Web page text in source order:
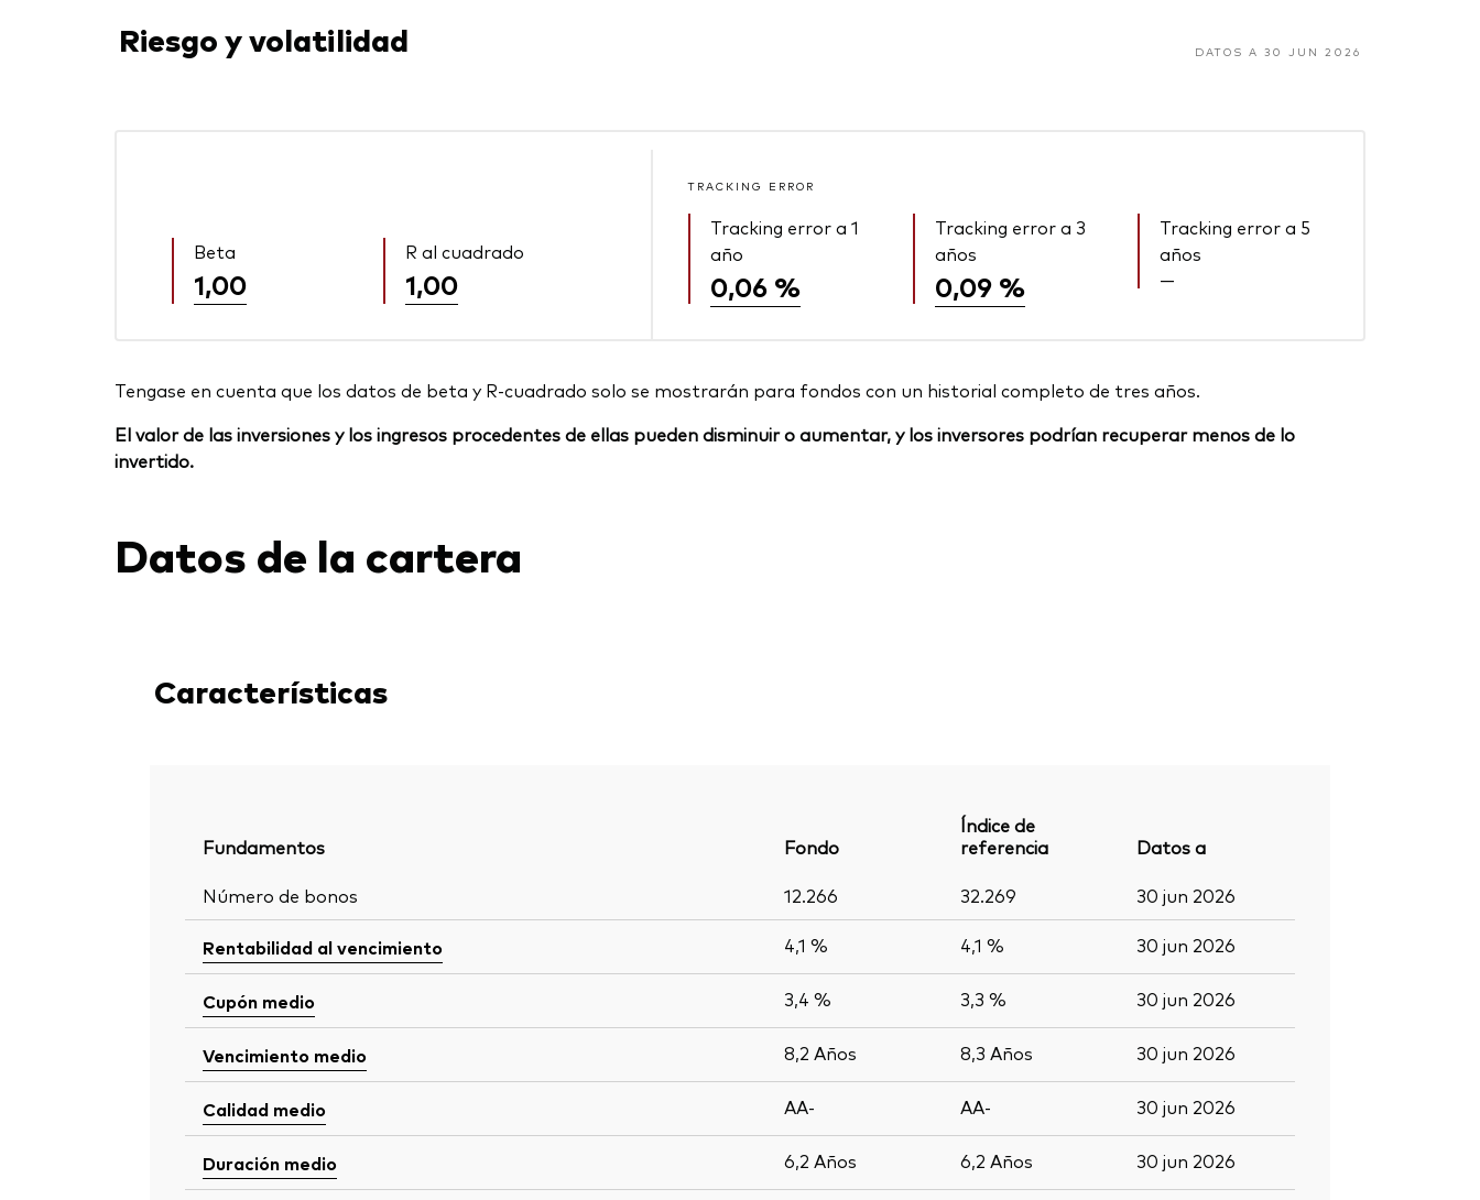
Riesgo y volatilidad DATOS A 30 JUN 2026
Beta
1,00
R al cuadrado
1,00
TRACKING ERROR
Tracking error a 1
año
0,06 %
Tracking error a 3
años
0,09 %
Tracking error a 5
años
—
Tengase en cuenta que los datos de beta y R-cuadrado solo se mostrarán para fondos con un historial completo de tres años.
El valor de las inversiones y los ingresos procedentes de ellas pueden disminuir o aumentar, y los inversores podrían recuperar menos de lo
invertido.
Datos de la cartera
Características
Fundamentos Fondo
Índice de
referencia
Datos a
Número de bonos
12.266 32.269 30 jun 2026
Rentabilidad al vencimiento 4,1 % 4,1 % 30 jun 2026
Cupón medio 3,4 % 3,3 % 30 jun 2026
Vencimiento medio 8,2 Años 8,3 Años 30 jun 2026
Calidad medio AA- AA- 30 jun 2026
Duración medio 6,2 Años 6,2 Años 30 jun 2026